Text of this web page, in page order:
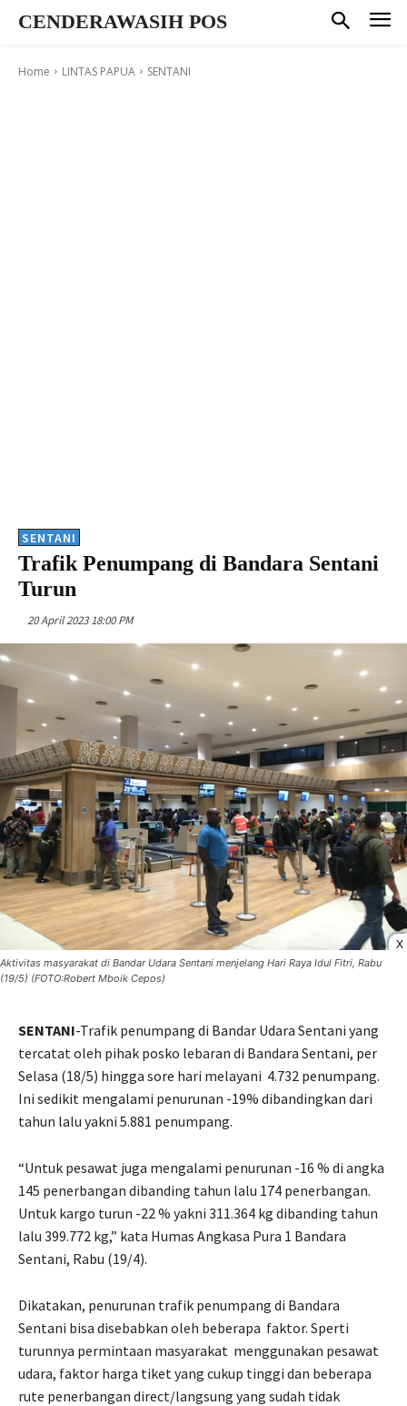
CENDERAWASIH POS
Home LINTAS PAPUA SENTANI
SENTANI
Trafik Penumpang di Bandara Sentani
Turun
20 April 2023 18:00 PM
X
Aktivitas masyarakat di Bandar Udara Sentani menjelang Hari Raya Idul Fitri, Rabu
(19/5) (FOTO:Robert Mboik Cepos)
SENTANI-Trafik penumpang di Bandar Udara Sentani yang
tercatat oleh pihak posko lebaran di Bandara Sentani, per
Selasa (18/5) hingga sore hari melayani 4.732 penumpang.
Ini sedikit mengalami penurunan -19% dibandingkan dari
tahun lalu yakni 5.881 penumpang.
“Untuk pesawat juga mengalami penurunan -16 % di angka
145 penerbangan dibanding tahun lalu 174 penerbangan.
Untuk kargo turun -22 % yakni 311.364 kg dibanding tahun
lalu 399.772 kg,” kata Humas Angkasa Pura 1 Bandara
Sentani, Rabu (19/4).
Dikatakan, penurunan trafik penumpang di Bandara
Sentani bisa disebabkan oleh beberapa faktor. Sperti
turunnya permintaan masyarakat menggunakan pesawat
udara, faktor harga tiket yang cukup tinggi dan beberapa
rute penerbangan direct/langsung yang sudah tidak